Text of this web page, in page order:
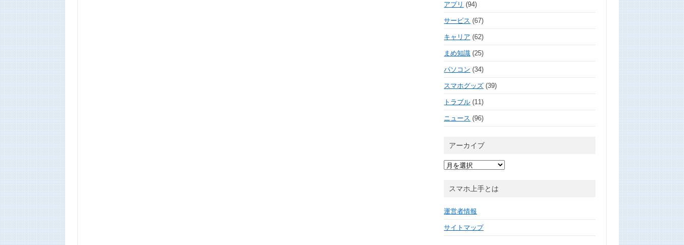
アプリ (94)
サービス (67)
キャリア (62)
まめ知識 (25)
パソコン (34)
スマホグッズ (39)
トラブル (11)
ニュース (96)
アーカイブ
ア
ー
ブスマホ上手とは
運営者情報
サイトマップ